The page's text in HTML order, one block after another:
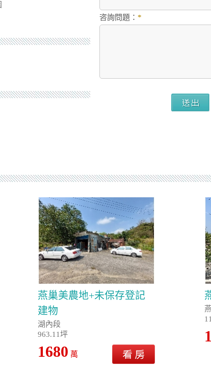
咨詢問題：*
燕巢美農地+未保存登記
建物
湖內段
963.11坪
1680 萬